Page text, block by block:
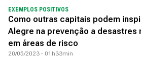
EXEMPLOS POSITIVOS
Como outras capitais podem
Alegre na prevenção a desastres
em áreas de risco
20/05/2023 - 01h33min